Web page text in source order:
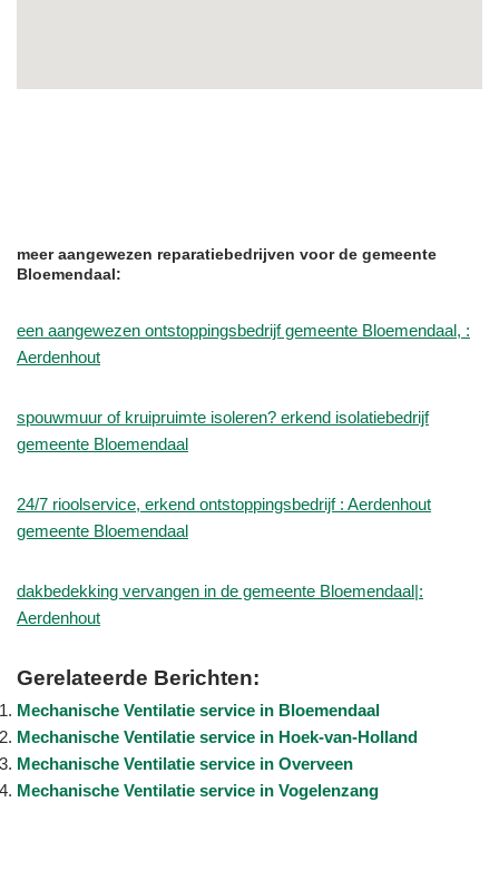
meer aangewezen reparatiebedrijven voor de gemeente
Bloemendaal:
een aangewezen ontstoppingsbedrijf gemeente Bloemendaal, :
Aerdenhout
spouwmuur of kruipruimte isoleren? erkend isolatiebedrijf
gemeente Bloemendaal
24/7 rioolservice, erkend ontstoppingsbedrijf : Aerdenhout
gemeente Bloemendaal
dakbedekking vervangen in de gemeente Bloemendaal|:
Aerdenhout
Gerelateerde Berichten:
Mechanische Ventilatie service in Bloemendaal
Mechanische Ventilatie service in Hoek-van-Holland
Mechanische Ventilatie service in Overveen
Mechanische Ventilatie service in Vogelenzang